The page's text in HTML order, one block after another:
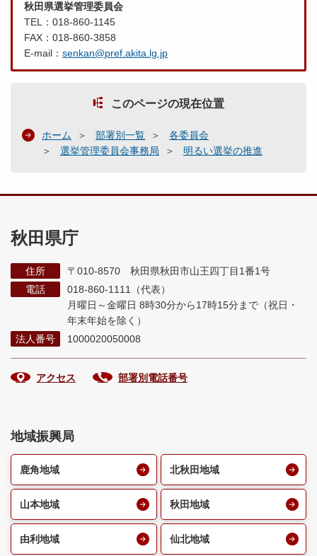
秋田県選挙管理委員会
TEL：018-860-1145
FAX：018-860-3858
E-mail： senkan@pref.akita.lg.jp
このページの現在位置
ホーム 部署別一覧
各委員会
選挙管理委員会事務局
明るい選挙の推進
秋田県庁
住所
〒010-8570 秋田県秋田市山王四丁目1番1号
電話
018-860-1111（代表）
月曜日～金曜日 8時30分から17時15分まで （祝日・
年末年始を除く）
法人番号
1000020050008
アクセス 部署別電話番号
地域振興局
鹿角地域 北秋田地域
山本地域 秋田地域
由利地域 仙北地域